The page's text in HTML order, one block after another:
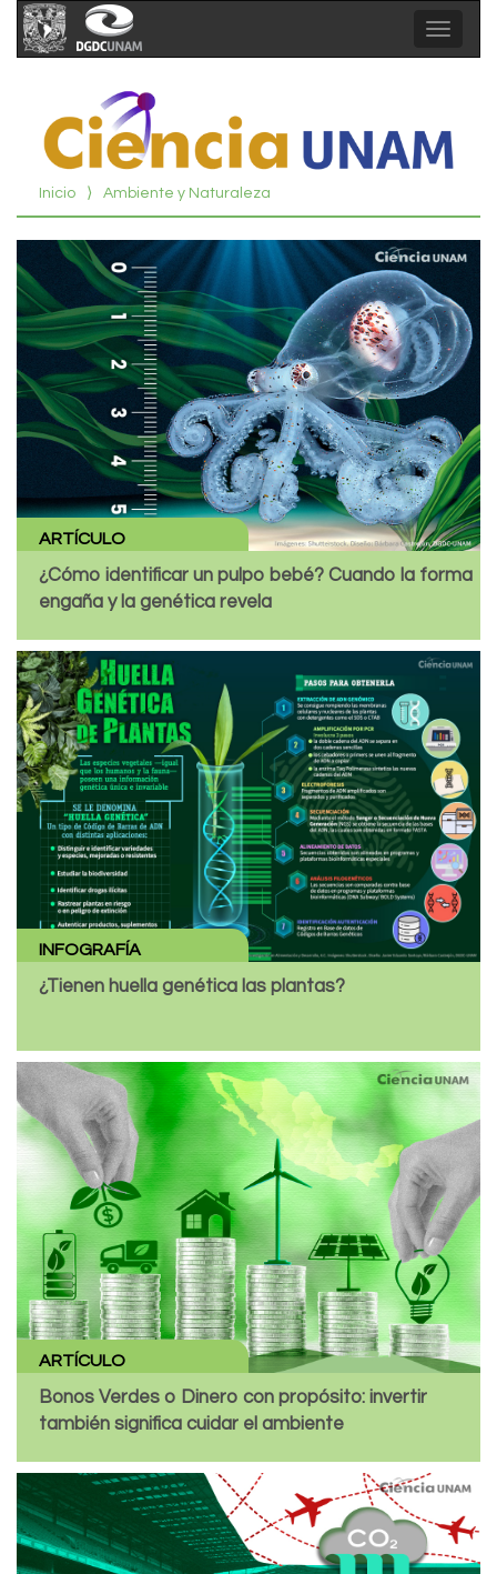
Toggle
Inicio ⟩ Ambiente y Naturaleza
ARTÍCULO
¿Cómo identificar un pulpo bebé? Cuando la forma
engaña y la genética revela
INFOGRAFÍA
¿Tienen huella genética las plantas?
ARTÍCULO
Bonos Verdes o Dinero con propósito: invertir
también significa cuidar el ambiente